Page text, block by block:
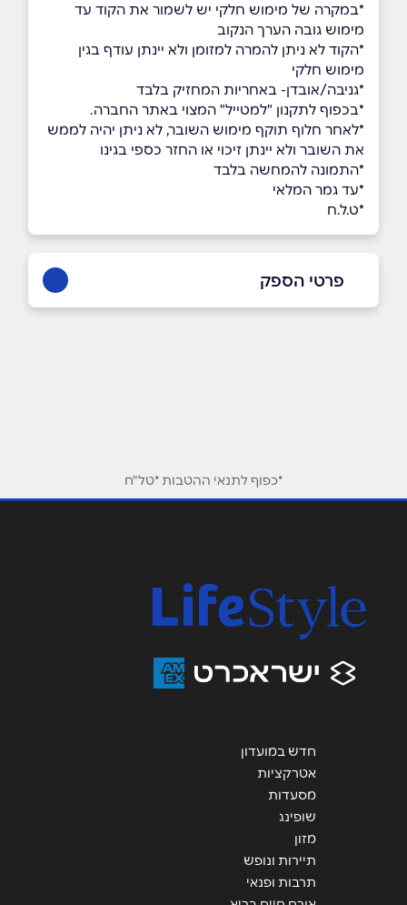
*במקרה של מימוש חלקי יש לשמור את הקוד עד
מימוש גובה הערך הנקוב
*הקוד לא ניתן להמרה למזומן ולא יינתן עודף בגין
מימוש חלקי
*גניבה/אובדן- באחריות המחזיק בלבד
*בכפוף לתקנון "למטייל" המצוי באתר החברה.
*לאחר חלוף תוקף מימוש השובר, לא ניתן יהיה לממש
את השובר ולא יינתן זיכוי או החזר כספי בגינו
*התמונה להמחשה בלבד
*עד גמר המלאי
*ט.ל.ח
פרטי הספק
הודעה*
*כפוף לתנאי ההטבות *טל"ח
חדש במועדון
אטרקציות
מסעדות
שופינג
מזון
תיירות ונופש
תרבות ופנאי